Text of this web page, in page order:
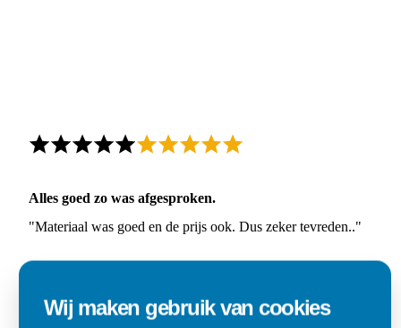
Alles goed zo was afgesproken.
"Materiaal was goed en de prijs ook. Dus zeker tevreden.."
Ad
Wij maken gebruik van cookies